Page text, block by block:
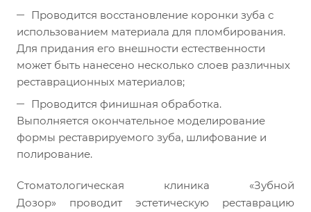
Проводится восстановление коронки зуба с
использованием материала для пломбирования.
Для придания его внешности естественности
может быть нанесено несколько слоев различных
реставрационных материалов;
Проводится финишная обработка.
Выполняется окончательное моделирование
формы реставрируемого зуба, шлифование и
полирование.
Стоматологическая клиника «Зубной
Дозор» проводит эстетическую реставрацию